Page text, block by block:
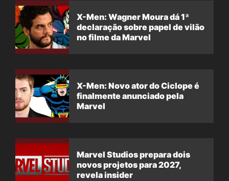
X-Men: Wagner Moura dá 1ª
declaração sobre papel de vilão
no filme da Marvel
X-Men: Novo ator do Ciclope é
finalmente anunciado pela
Marvel
Marvel Studios prepara dois
novos projetos para 2027,
revela insider